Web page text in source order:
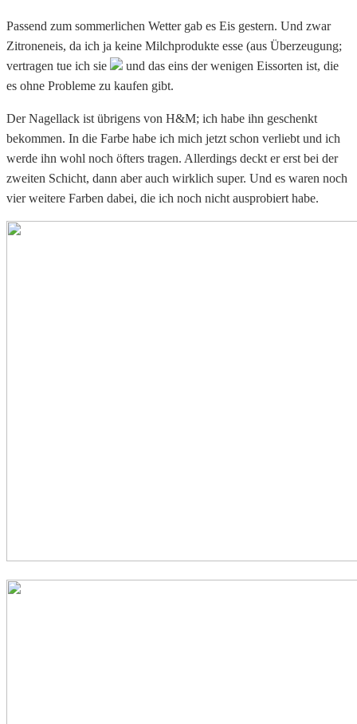
Passend zum sommerlichen Wetter gab es Eis gestern. Und zwar
Zitroneneis, da ich ja keine Milchprodukte esse (aus Überzeugung;
vertragen tue ich sie
und das eins der wenigen Eissorten ist, die
es ohne Probleme zu kaufen gibt.
Der Nagellack ist übrigens von H&M; ich habe ihn geschenkt
bekommen. In die Farbe habe ich mich jetzt schon verliebt und ich
werde ihn wohl noch öfters tragen. Allerdings deckt er erst bei der
zweiten Schicht, dann aber auch wirklich super. Und es waren noch
vier weitere Farben dabei, die ich noch nicht ausprobiert habe.